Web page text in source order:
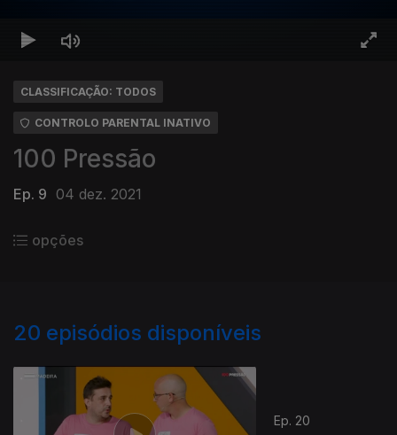
CLASSIFICAÇÃO: TODOS
CONTROLO PARENTAL INATIVO
100 Pressão
Ep. 9 04 dez. 2021
opções
20 episódios disponíveis
Ep. 20